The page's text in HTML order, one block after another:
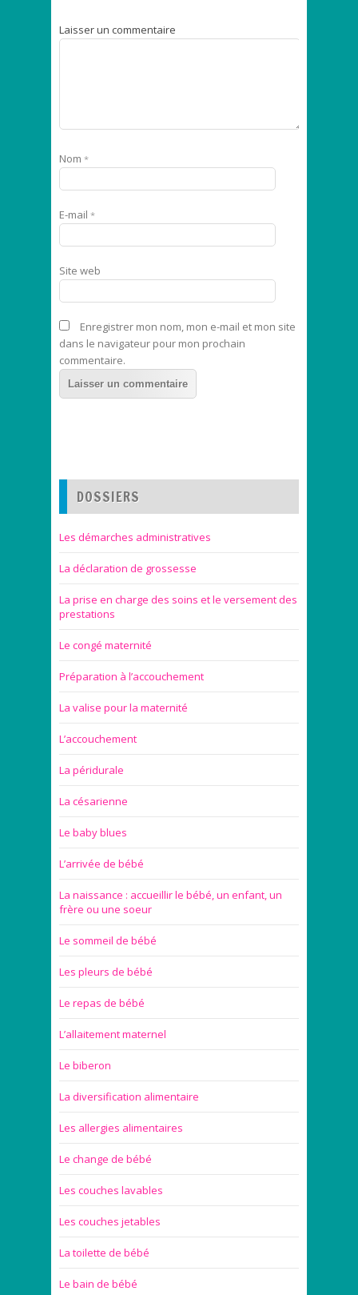
Laisser un commentaire
Nom *
E-mail *
Site web
Enregistrer mon nom, mon e-mail et mon site
dans le navigateur pour mon prochain
commentaire.
DOSSIERS
Les démarches administratives
La déclaration de grossesse
La prise en charge des soins et le versement des
prestations
Le congé maternité
Préparation à l’accouchement
La valise pour la maternité
L’accouchement
La péridurale
La césarienne
Le baby blues
L’arrivée de bébé
La naissance : accueillir le bébé, un enfant, un
frère ou une soeur
Le sommeil de bébé
Les pleurs de bébé
Le repas de bébé
L’allaitement maternel
Le biberon
La diversification alimentaire
Les allergies alimentaires
Le change de bébé
Les couches lavables
Les couches jetables
La toilette de bébé
Le bain de bébé